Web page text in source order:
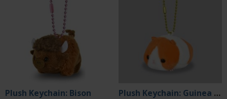
Plush Keychain: Bison Plush Keychain: Guinea Pig